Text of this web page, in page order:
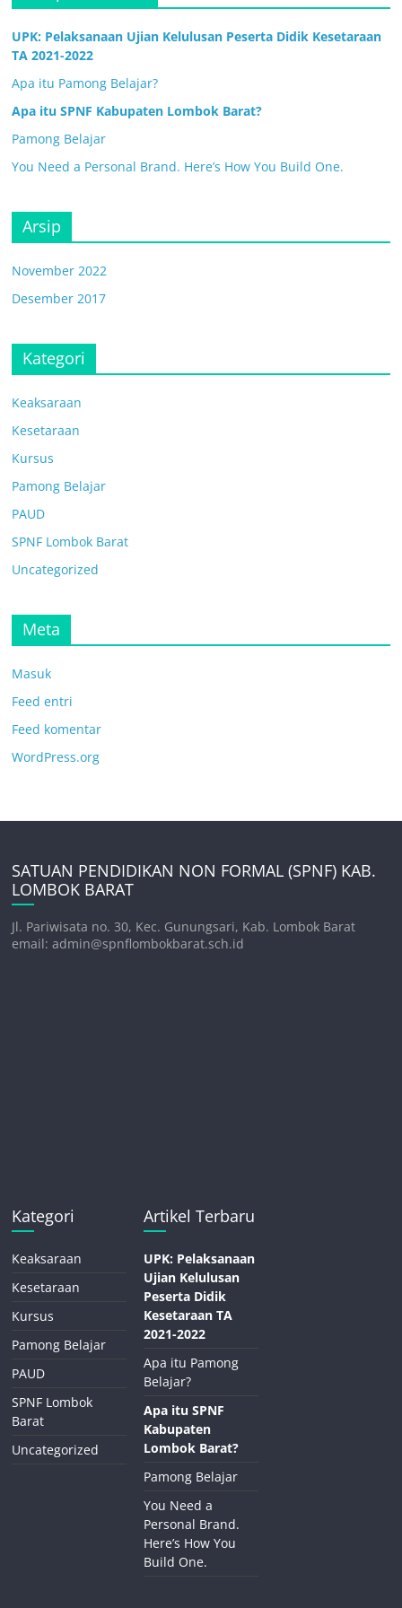
UPK: Pelaksanaan Ujian Kelulusan Peserta Didik Kesetaraan
TA 2021-2022
Apa itu Pamong Belajar?
Apa itu SPNF Kabupaten Lombok Barat?
Pamong Belajar
You Need a Personal Brand. Here’s How You Build One.
Arsip
November 2022
Desember 2017
Kategori
Keaksaraan
Kesetaraan
Kursus
Pamong Belajar
PAUD
SPNF Lombok Barat
Uncategorized
Meta
Masuk
Feed entri
Feed komentar
WordPress.org
SATUAN PENDIDIKAN NON FORMAL (SPNF) KAB.
LOMBOK BARAT
Jl. Pariwisata no. 30, Kec. Gunungsari, Kab. Lombok Barat
email: admin@spnflombokbarat.sch.id
Kategori
Keaksaraan
Kesetaraan
Kursus
Pamong Belajar
PAUD
SPNF Lombok
Barat
Uncategorized
Artikel Terbaru
UPK: Pelaksanaan
Ujian Kelulusan
Peserta Didik
Kesetaraan TA
2021-2022
Apa itu Pamong
Belajar?
Apa itu SPNF
Kabupaten
Lombok Barat?
Pamong Belajar
You Need a
Personal Brand.
Here’s How You
Build One.